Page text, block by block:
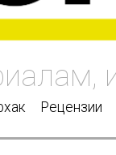
Рецензии